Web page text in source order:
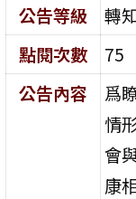
公告等級
轉
點閱次數
75
公告內容
爲
情
會
康